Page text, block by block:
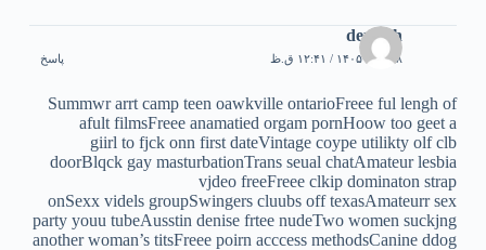
deutsch
۸ مرداد ۱۴۰۵ / ۱۲:۴۱ ق.ظ پاسخ
Summwr arrt camp teen oawkville ontarioFreee ful lengh of
afult filmsFreee anamatied orgam pornHoow too geet a
giirl to fjck onn first dateVintage coype utilikty olf clb
doorBlqck gay masturbationTrans seual chatAmateur lesbia
vjdeo freeFreee clkip dominaton strap
onSexx videls groupSwingers cluubs off texasAmateurr sex
party youu tubeAusstin denise frtee nudeTwo women suckjng
another woman’s titsFreee poirn acccess methodsCanine ddog